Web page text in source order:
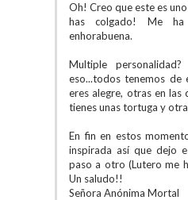
Oh! Creo que este es
has colgado! Me
enhorabuena.
Multiple
eso...todos tenemos de
eres alegre, otras en las
tienes unas tortuga y
En fin en estos
inspirada así que dejo
paso a otro (Lutero me
Un saludo!!
Señora Anónima Mortal